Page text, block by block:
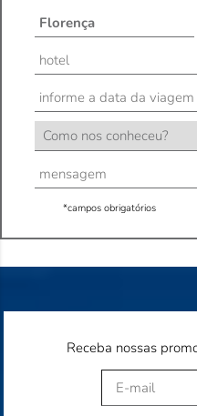
*campos obrigatórios
Receba nossas